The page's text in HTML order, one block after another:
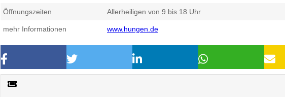
Öffnungszeiten Allerheiligen von 9 bis 18 Uhr
mehr Informationen www.hungen.de